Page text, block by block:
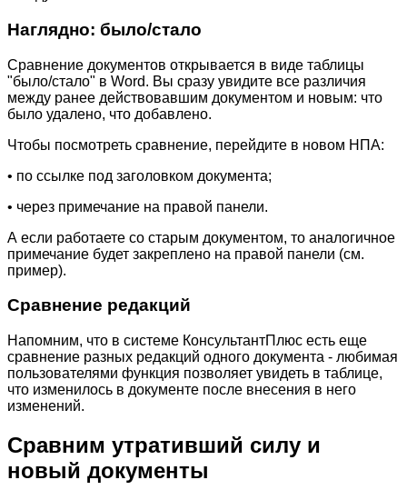
Наглядно: было/стало
Сравнение документов открывается в виде таблицы
"было/стало" в Word. Вы сразу увидите все различия
между ранее действовавшим документом и новым: что
было удалено, что добавлено.
Чтобы посмотреть сравнение, перейдите в новом НПА:
• по ссылке под заголовком документа;
• через примечание на правой панели.
А если работаете со старым документом, то аналогичное
примечание будет закреплено на правой панели (см.
пример).
Сравнение редакций
Напомним, что в системе КонсультантПлюс есть еще
сравнение разных редакций одного документа - любимая
пользователями функция позволяет увидеть в таблице,
что изменилось в документе после внесения в него
изменений.
Сравним утративший силу и
новый документы